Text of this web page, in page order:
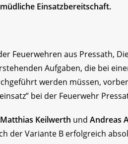
Einsatzbereitschaft.
Feuerwehren aus Pressath,
Aufgaben, die bei
werden müssen,
bei der Feuerwehr
Keilwerth und Andreas
der Variante B erfolgreich